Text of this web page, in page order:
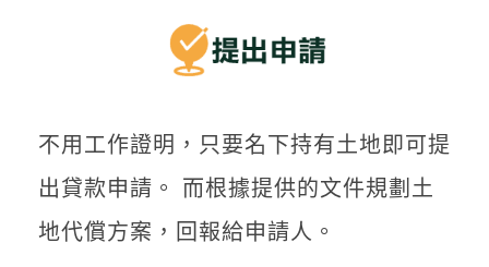
不用工作證明，只要名下持有土地即可提
出貸款申請。 而根據提供的文件規劃土
地代償方案，回報給申請人。